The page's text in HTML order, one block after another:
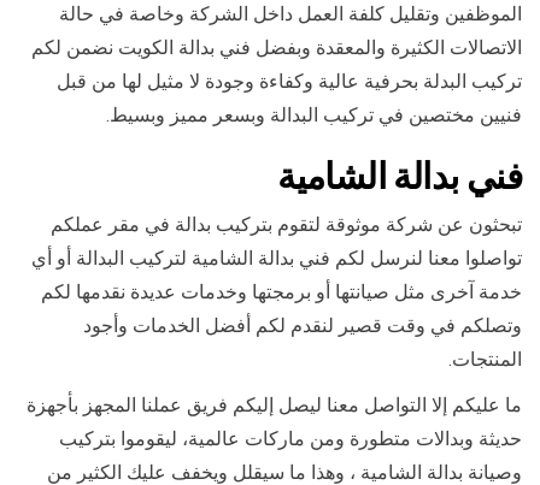
الموظفين وتقليل كلفة العمل داخل الشركة وخاصة في حالة
الاتصالات الكثيرة والمعقدة وبفضل فني بدالة الكويت نضمن لكم
تركيب البدلة بحرفية عالية وكفاءة وجودة لا مثيل لها من قبل
فنيين مختصين في تركيب البدالة وبسعر مميز وبسيط.
فني بدالة الشامية
تبحثون عن شركة موثوقة لتقوم بتركيب بدالة في مقر عملكم
تواصلوا معنا لنرسل لكم فني بدالة الشامية لتركيب البدالة أو أي
خدمة آخرى مثل صيانتها أو برمجتها وخدمات عديدة نقدمها لكم
وتصلكم في وقت قصير لنقدم لكم أفضل الخدمات وأجود
المنتجات.
ما عليكم إلا التواصل معنا ليصل إليكم فريق عملنا المجهز بأجهزة
حديثة وبدالات متطورة ومن ماركات عالمية، ليقوموا بتركيب
وصيانة بدالة الشامية ، وهذا ما سيقلل ويخفف عليك الكثير من